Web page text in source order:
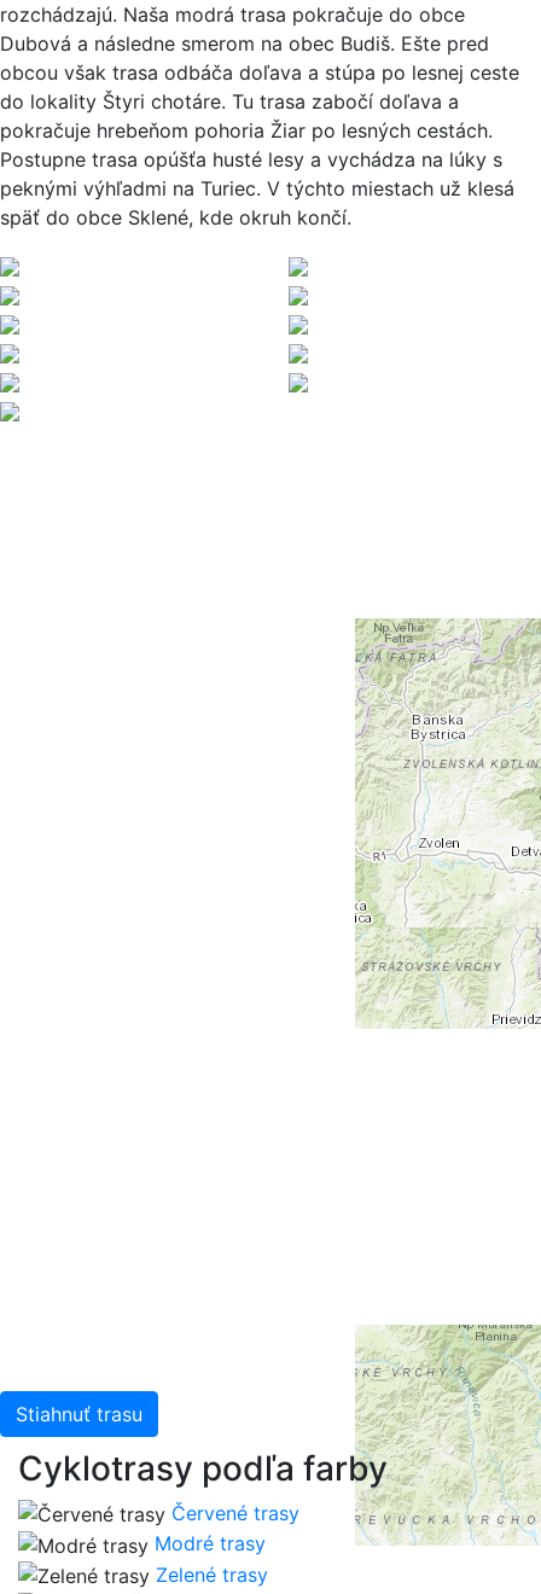
rozchádzajú. Naša modrá trasa pokračuje do obce
Dubová a následne smerom na obec Budiš. Ešte pred
obcou však trasa odbáča doľava a stúpa po lesnej ceste
do lokality Štyri chotáre. Tu trasa zabočí doľava a
pokračuje hrebeňom pohoria Žiar po lesných cestách.
Postupne trasa opúšťa husté lesy a vychádza na lúky s
peknými výhľadmi na Turiec. V týchto miestach už klesá
späť do obce Sklené, kde okruh končí.
Stiahnuť trasu
Cyklotrasy podľa farby
Červené trasy
Modré trasy
Zelené trasy